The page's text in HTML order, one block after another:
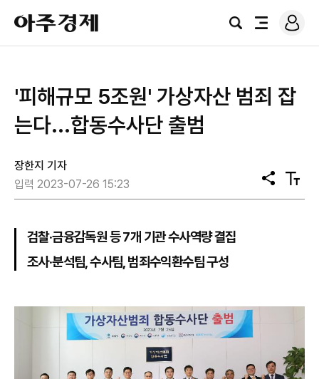
아
주
경
검
전
로
그
'피해규모 5조원' 가상자산 범죄 잡
는다...합동수사단 출범
장한지 기자
입력 2023-07-26 15:23
공
유
텍
스
검찰·금융감독원 등 7개 기관 수사역량 결집
조사·분석팀, 수사팀, 범죄수익환수팀 구성